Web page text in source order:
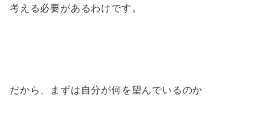
考える必要があるわけです。
だから、まずは自分が何を望んでいるのか